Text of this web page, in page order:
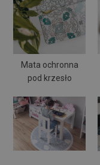
Mata ochronna
pod krzesło